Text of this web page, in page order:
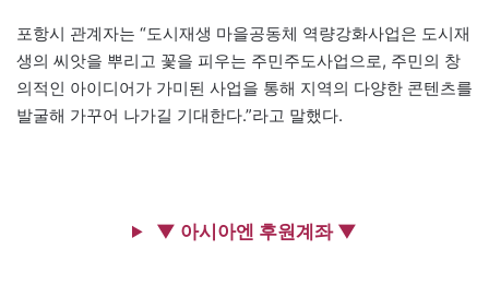
포항시 관계자는 “도시재생 마을공동체 역량강화사업은 도시재
생의 씨앗을 뿌리고 꽃을 피우는 주민주도사업으로, 주민의 창
의적인 아이디어가 가미된 사업을 통해 지역의 다양한 콘텐츠를
발굴해 가꾸어 나가길 기대한다.”라고 말했다.
▼ 아시아엔 후원계좌 ▼